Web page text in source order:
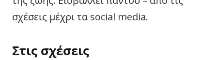
σχέσεις μέχρι τα social media.
Στις σχέσεις